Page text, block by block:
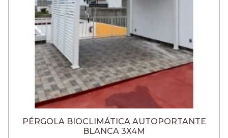
PÉRGOLA BIOCLIMÁTICA AUTOPORTANTE
BLANCA 3X4M